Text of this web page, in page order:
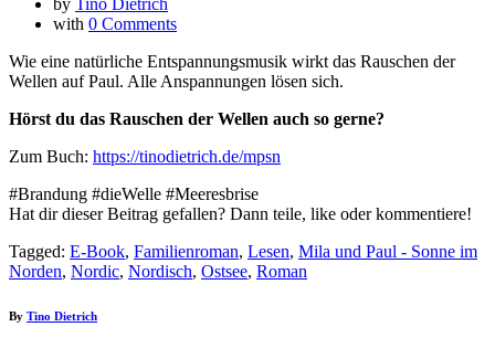
by Tino Dietrich
with 0 Comments
Wie eine natürliche Entspannungsmusik wirkt das Rauschen der
Wellen auf Paul. Alle Anspannungen lösen sich.
Hörst du das Rauschen der Wellen auch so gerne?
Zum Buch: https://tinodietrich.de/mpsn
#Brandung #dieWelle #Meeresbrise
Hat dir dieser Beitrag gefallen? Dann teile, like oder kommentiere!
Tagged: E-Book, Familienroman, Lesen, Mila und Paul - Sonne im
Norden, Nordic, Nordisch, Ostsee, Roman
By Tino Dietrich